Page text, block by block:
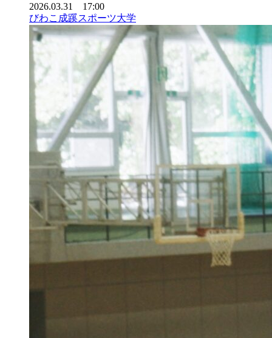
2026.03.31 17:00
びわこ成蹊スポーツ大学